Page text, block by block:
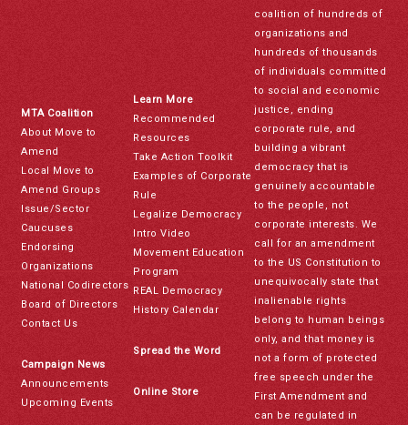
MTA Coalition
About Move to
Amend
Local Move to
Amend Groups
Issue/Sector
Caucuses
Endorsing
Organizations
National Codirectors
Board of Directors
Contact Us
Campaign News
Announcements
Upcoming Events
Learn More
Recommended
Resources
Take Action Toolkit
Examples of Corporate
Rule
Legalize Democracy
Intro Video
Movement Education
Program
REAL Democracy
History Calendar
Spread the Word
Online Store
coalition of hundreds of
organizations and
hundreds of thousands
of individuals committed
to social and economic
justice, ending
corporate rule, and
building a vibrant
democracy that is
genuinely accountable
to the people, not
corporate interests. We
call for an amendment
to the US Constitution to
unequivocally state that
inalienable rights
belong to human beings
only, and that money is
not a form of protected
free speech under the
First Amendment and
can be regulated in